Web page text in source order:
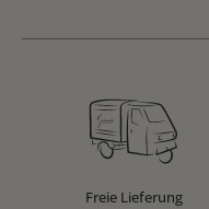
Freie Lieferung